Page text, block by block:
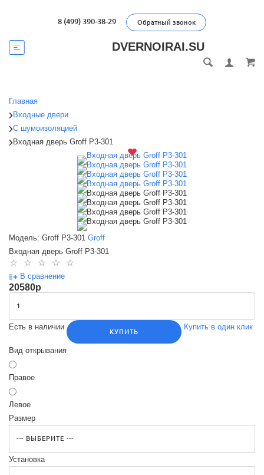
8 (499) 390-38-29 Обратный звонок
DVERNOIRAI.SU
Главная
Входные двери
С шумоизоляцией
Входная дверь Groff P3-301
Модель: Groff P3-301 Groff
Входная дверь Groff P3-301
В сравнение
20580p
Есть в наличии
КУПИТЬ
Купить в один клик
Вид открывания
Правое
Левое
Размер
Установка